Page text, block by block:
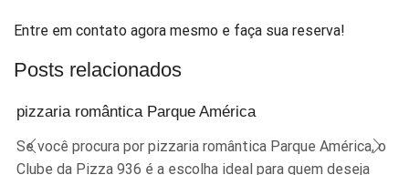
Entre em contato agora mesmo e faça sua reserva!
Posts relacionados
pizzaria romântica Parque América
Se você procura por pizzaria romântica Parque América, o
Clube da Pizza 936 é a escolha ideal para quem deseja